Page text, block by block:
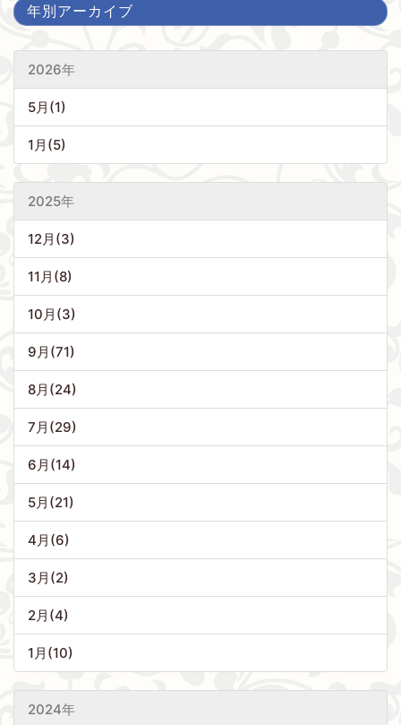
年別アーカイブ
2026年
5月(1)
1月(5)
2025年
12月(3)
11月(8)
10月(3)
9月(71)
8月(24)
7月(29)
6月(14)
5月(21)
4月(6)
3月(2)
2月(4)
1月(10)
2024年